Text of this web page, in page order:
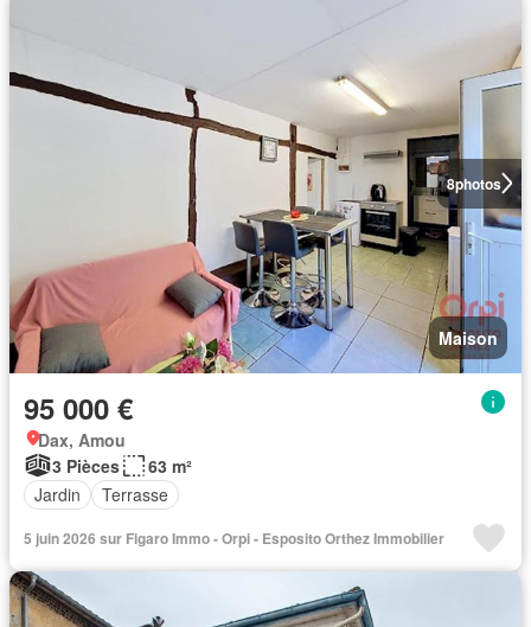
8photos
Maison
95 000 €
Dax, Amou
3 Pièces
63 m²
Jardin
Terrasse
5 juin 2026 sur Figaro Immo - Orpi - Esposito Orthez Immobilier